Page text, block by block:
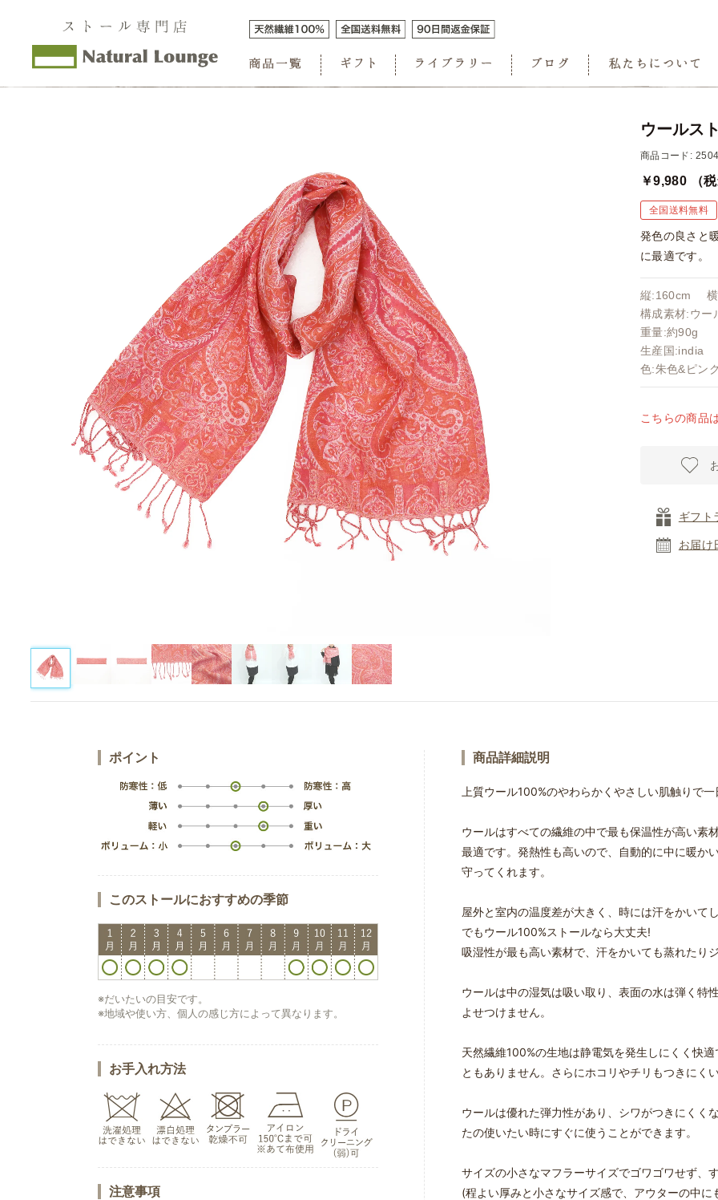
ウールス
商品コード:
￥9,980 （
全国送料無料
発色の良さと
に最適です。
縦:160cm 横
構成素材:ウー
重量:約90g
生産国:india
色:朱色&ピン
こちらの商品
ギフト
お届け
ポイント
このストールにおすすめの季節
※だいたいの目安です。
※地域や使い方、個人の感じ方によって異なります。
お手入れ方法
注意事項
商品詳細説明
上質ウール100%のやわらかくやさしい肌触りで
ウールはすべての繊維の中で最も保温性が高い素
最適です。発熱性も高いので、自動的に中に暖か
守ってくれます。
屋外と室内の温度差が大きく、時には汗をかいて
でもウール100%ストールなら大丈夫!
吸湿性が最も高い素材で、汗をかいても蒸れたり
ウールは中の湿気は吸い取り、表面の水は弾く特
よせつけません。
天然繊維100%の生地は静電気を発生しにくく快
ともありません。さらにホコリやチリもつきにく
ウールは優れた弾力性があり、シワがつきにくく
たの使いたい時にすぐに使うことができます。
サイズの小さなマフラーサイズでゴワゴワせず、
(程よい厚みと小さなサイズ感で、アウターの中に